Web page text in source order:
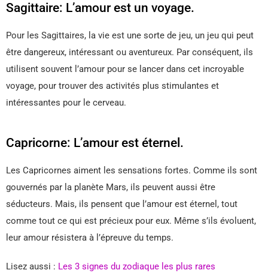
Sagittaire: L’amour est un voyage.
Pour les Sagittaires, la vie est une sorte de jeu, un jeu qui peut
être dangereux, intéressant ou aventureux. Par conséquent, ils
utilisent souvent l’amour pour se lancer dans cet incroyable
voyage, pour trouver des activités plus stimulantes et
intéressantes pour le cerveau.
Capricorne: L’amour est éternel.
Les Capricornes aiment les sensations fortes. Comme ils sont
gouvernés par la planète Mars, ils peuvent aussi être
séducteurs. Mais, ils pensent que l’amour est éternel, tout
comme tout ce qui est précieux pour eux. Même s’ils évoluent,
leur amour résistera à l’épreuve du temps.
Lisez aussi : Les 3 signes du zodiaque les plus rares